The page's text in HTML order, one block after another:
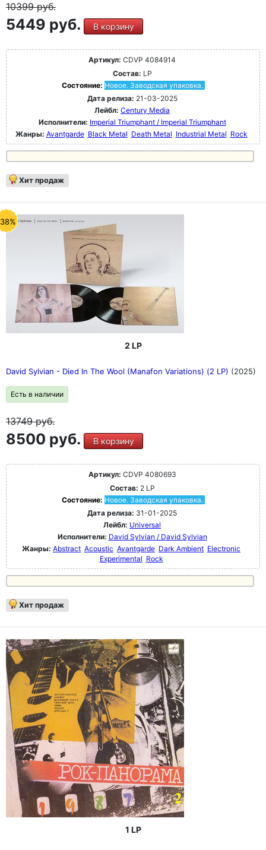
10399руб.
5449 руб. В корзину
Артикул: CDVP 4084914
Состав: LP
Состояние: Новое. Заводская упаковка.
Дата релиза: 21-03-2025
Лейбл: Century Media
Исполнители: Imperial Triumphant / Imperial Triumphant
Жанры: Avantgarde Black Metal Death Metal Industrial Metal Rock
Хит продаж
2 LP
David Sylvian - Died In The Wool (Manafon Variations) (2 LP) (2025)
Есть в наличии
13749руб.
8500 руб. В корзину
Артикул: CDVP 4080693
Состав: 2 LP
Состояние: Новое. Заводская упаковка.
Дата релиза: 31-01-2025
Лейбл: Universal
Исполнители: David Sylvian / David Sylvian
Жанры: Abstract Acoustic Avantgarde Dark Ambient Electronic
Experimental Rock
Хит продаж
1 LP